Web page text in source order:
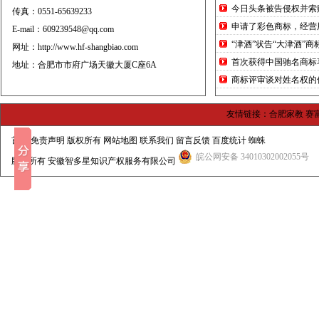
传真：0551-65639233
E-mail：609239548@qq.com
网址： http://www.hf-shangbiao.com
地址：合肥市市府广场天徽大厦C座6A
今日头条被告侵权并
申请了彩色商标，经
“津酒”状告“大津酒”商
首次获得中国驰名商
商标评审谈对姓名权的
友情链接：合肥家教 赛
首页 免责声明 版权所有 网站地图 联系我们 留言反馈 百度统计 蜘蛛
版权所有 安徽智多星知识产权服务有限公司 皖公网安备 34010302002055号